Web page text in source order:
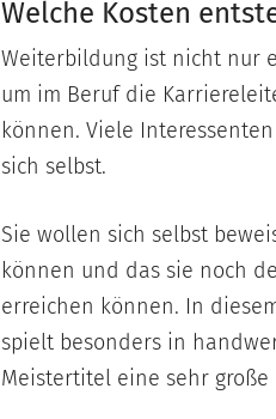
Welche Kosten
Weiterbildung ist nicht nur
um im Beruf die
können. Viele
sich selbst.
Sie wollen sich selbst
können und das sie noch
erreichen können. In
spielt besonders in
Meistertitel eine sehr große